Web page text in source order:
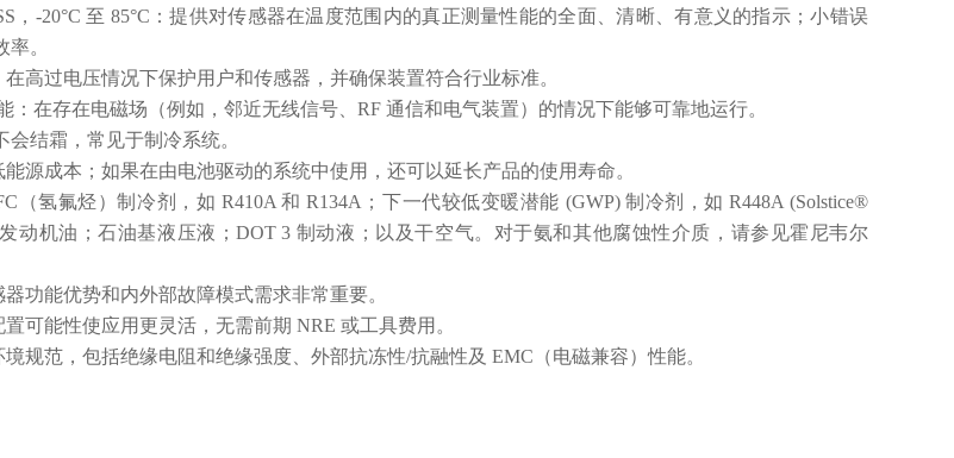
，-20°C 至 85°C：提供对传感器在温度范围内的真正测量性能的全面、清晰、有意义的指示；小错误
。
高过电压情况下保护用户和传感器，并确保装置符合行业标准。
：在存在电磁场（例如，邻近无线信号、RF 通信和电气装置）的情况下能够可靠地运行。
结霜，常见于制冷系统。
源成本；如果在由电池驱动的系统中使用，还可以延长产品的使用寿命。
（氢氟烃）制冷剂，如 R410A 和 R134A；下一代较低变暖潜能 (GWP) 制冷剂，如 R448A (Solstice®
发动机油；石油基液压液；DOT 3 制动液；以及干空气。对于氨和其他腐蚀性介质，请参见霍尼韦尔
功能优势和内外部故障模式需求非常重要。
可能性使应用更灵活，无需前期 NRE 或工具费用。
规范，包括绝缘电阻和绝缘强度、外部抗冻性/抗融性及 EMC（电磁兼容）性能。